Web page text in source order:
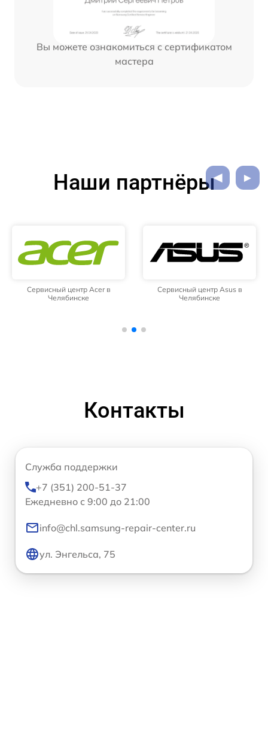
Вы можете ознакомиться с сертификатом
мастера
Наши партнёры
Сервисный центр Acer в
Челябинске
Сервисный центр Asus в
Челябинске
Контакты
Служба поддержки
+7 (351) 200-51-37
Ежедневно с 9:00 до 21:00
info@chl.samsung-repair-center.ru
ул. Энгельса, 75